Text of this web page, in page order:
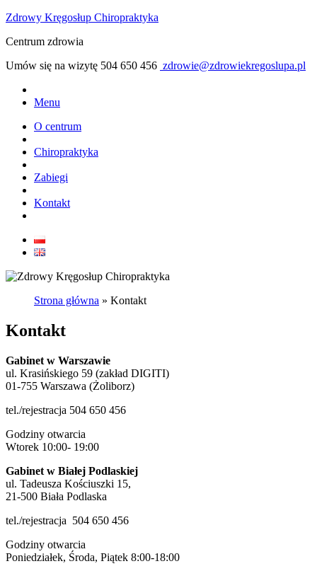
Zdrowy Kręgosłup Chiropraktyka
Centrum zdrowia
Umów się na wizytę 504 650 456 zdrowie@zdrowiekregoslupa.pl
Menu
O centrum
Chiropraktyka
Zabiegi
Kontakt
Strona główna » Kontakt
Kontakt
Gabinet w Warszawie
ul. Krasińskiego 59 (zakład DIGITI)
01-755 Warszawa (Żoliborz)
tel./rejestracja 504 650 456
Godziny otwarcia
Wtorek 10:00- 19:00
Gabinet w Białej Podlaskiej
ul. Tadeusza Kościuszki 15,
21-500 Biała Podlaska
tel./rejestracja 504 650 456
Godziny otwarcia
Poniedziałek, Środa, Piątek 8:00-18:00